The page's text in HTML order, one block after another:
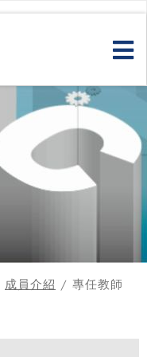
成員介紹 / 專任教師